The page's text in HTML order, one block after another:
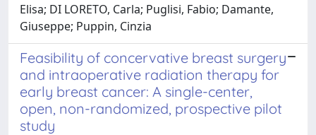
Elisa; DI LORETO, Carla; Puglisi, Fabio; Damante,
Giuseppe; Puppin, Cinzia
Feasibility of concervative breast surgery
and intraoperative radiation therapy for
early breast cancer: A single-center,
open, non-randomized, prospective pilot
study